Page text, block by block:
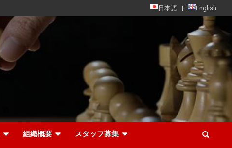
日本語 English
組織概要 スタッフ募集